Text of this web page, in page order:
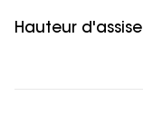
Hauteur d'assise